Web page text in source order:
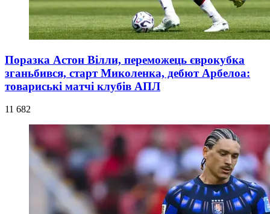
Поразка Астон Вілли, переможець єврокубка
зганьбився, старт Миколенка, дебют Арбелоа:
товариські матчі клубів АПЛ
11 682